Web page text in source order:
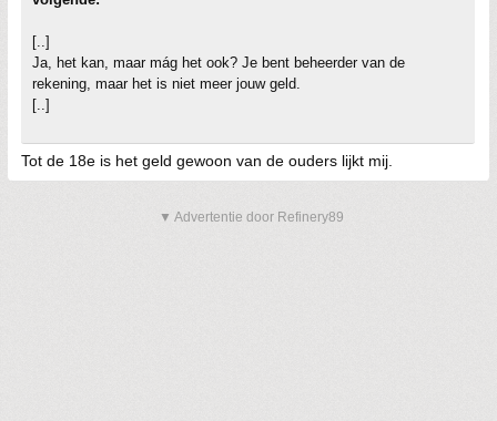
[..]
Ja, het kan, maar mág het ook? Je bent beheerder van de
rekening, maar het is niet meer jouw geld.
[..]
Tot de 18e is het geld gewoon van de ouders lijkt mij.
▼ Advertentie door Refinery89